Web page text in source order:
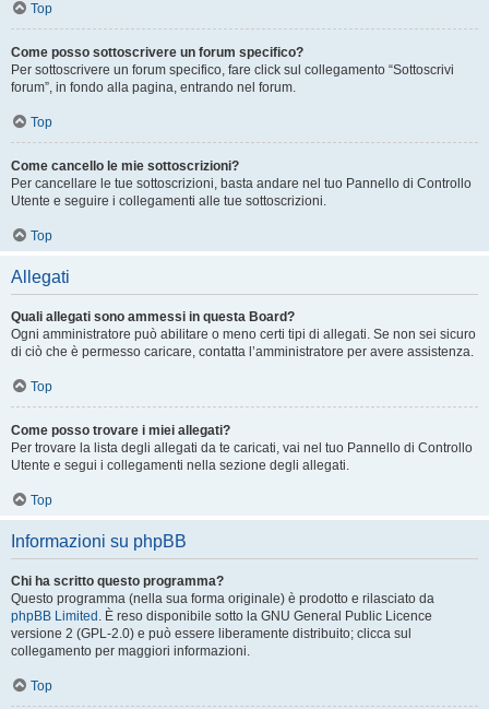
Top
Come posso sottoscrivere un forum specifico?
Per sottoscrivere un forum specifico, fare click sul collegamento “Sottoscrivi
forum”, in fondo alla pagina, entrando nel forum.
Top
Come cancello le mie sottoscrizioni?
Per cancellare le tue sottoscrizioni, basta andare nel tuo Pannello di Controllo
Utente e seguire i collegamenti alle tue sottoscrizioni.
Top
Allegati
Quali allegati sono ammessi in questa Board?
Ogni amministratore può abilitare o meno certi tipi di allegati. Se non sei sicuro
di ciò che è permesso caricare, contatta l’amministratore per avere assistenza.
Top
Come posso trovare i miei allegati?
Per trovare la lista degli allegati da te caricati, vai nel tuo Pannello di Controllo
Utente e segui i collegamenti nella sezione degli allegati.
Top
Informazioni su phpBB
Chi ha scritto questo programma?
Questo programma (nella sua forma originale) è prodotto e rilasciato da
phpBB Limited . È reso disponibile sotto la GNU General Public Licence
versione 2 (GPL-2.0) e può essere liberamente distribuito; clicca sul
collegamento per maggiori informazioni.
Top